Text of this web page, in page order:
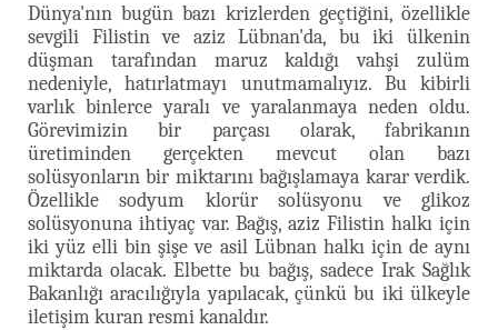
Dünya'nın bugün bazı krizlerden geçtiğini, özellikle
sevgili Filistin ve aziz Lübnan'da, bu iki ülkenin
düşman tarafından maruz kaldığı vahşi zulüm
nedeniyle, hatırlatmayı unutmamalıyız. Bu kibirli
varlık binlerce yaralı ve yaralanmaya neden oldu.
Görevimizin bir parçası olarak, fabrikanın
üretiminden gerçekten mevcut olan bazı
solüsyonların bir miktarını bağışlamaya karar verdik.
Özellikle sodyum klorür solüsyonu ve glikoz
solüsyonuna ihtiyaç var. Bağış, aziz Filistin halkı için
iki yüz elli bin şişe ve asil Lübnan halkı için de aynı
miktarda olacak. Elbette bu bağış, sadece Irak Sağlık
Bakanlığı aracılığıyla yapılacak, çünkü bu iki ülkeyle
iletişim kuran resmi kanaldır.